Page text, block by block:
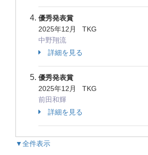
優秀発表賞
2025年12月 TKG
中野翔流
詳細を見る
優秀発表賞
2025年12月 TKG
前田和輝
詳細を見る
▼全件表示